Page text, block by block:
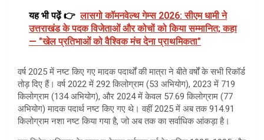
यह भी पढ़ें 👉 लासगो कॉमनवेल्थ गेम्स 2026: सीएम धामी ने
उत्तराखंड के पदक विजेताओं और कोचों को किया सम्मानित; कहा
— "खेल प्रतिभाओं को वैश्विक मंच देना प्राथमिकता"
वर्ष 2025 में नष्ट किए गए मादक पदार्थों की मात्रा ने बीते वर्षों के सभी रिकॉर्ड
तोड़ दिए हैं। वर्ष 2022 में 292 किलोग्राम (53 अभियोग), 2023 में 719
किलोग्राम (134 अभियोग), और 2024 में केवल 57.69 किलोग्राम (77
अभियोग) मादक पदार्थ नष्ट किए गए थे। वहीं 2025 में अब तक 914.91
किलोग्राम नशा नष्ट किया गया है, जो अब तक का सर्वाधिक आंकड़ा है।